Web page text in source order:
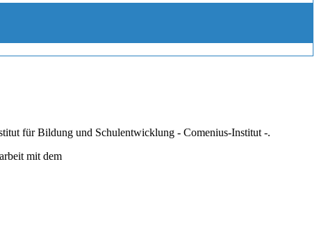
für Bildung und Schulentwicklung - Comenius-Institut -.
mit dem